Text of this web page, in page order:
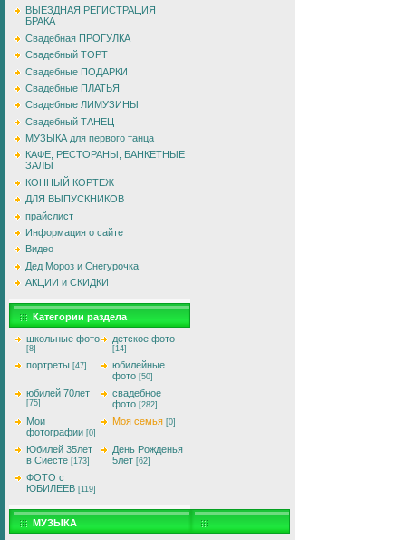
ВЫЕЗДНАЯ РЕГИСТРАЦИЯ
БРАКА
Свадебная ПРОГУЛКА
Свадебный ТОРТ
Свадебные ПОДАРКИ
Свадебные ПЛАТЬЯ
Свадебные ЛИМУЗИНЫ
Свадебный ТАНЕЦ
МУЗЫКА для первого танца
КАФЕ, РЕСТОРАНЫ, БАНКЕТНЫЕ
ЗАЛЫ
КОННЫЙ КОРТЕЖ
ДЛЯ ВЫПУСКНИКОВ
прайслист
Информация о сайте
Видео
Дед Мороз и Снегурочка
АКЦИИ и СКИДКИ
Категории раздела
школьные фото
[8]
детское фото
[14]
портреты [47]
юбилейные
фото [50]
юбилей 70лет
[75]
свадебное
фото [282]
Мои
фотографии [0]
Моя семья [0]
Юбилей 35лет
в Сиесте [173]
День Рожденья
5лет [62]
ФОТО с
ЮБИЛЕЕВ [119]
МУЗЫКА